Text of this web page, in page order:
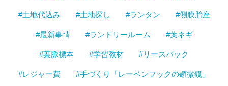
#土地代込み #土地探し #ランタン #側膜胎座
#最新事情 #ランドリールーム #葉ネギ
#葉脈標本 #学習教材 #リースバック
#レジャー費 #手づくり「レーベンフックの顕微鏡」